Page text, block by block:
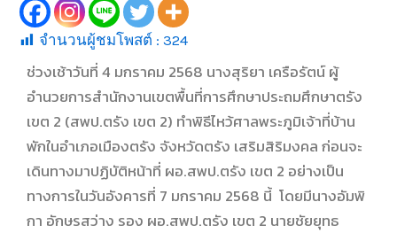
จำนวนผู้ชมโพสต์ : 324
ช่วงเช้าวันที่ 4 มกราคม 2568 นางสุริยา เครือรัตน์ ผู้
อำนวยการสำนักงานเขตพื้นที่การศึกษาประถมศึกษาตรัง
เขต 2 (สพป.ตรัง เขต 2) ทำพิธีไหว้ศาลพระภูมิเจ้าที่บ้าน
พักในอำเภอเมืองตรัง จังหวัดตรัง เสริมสิริมงคล ก่อนจะ
เดินทางมาปฏิบัติหน้าที่ ผอ.สพป.ตรัง เขต 2 อย่างเป็น
ทางการในวันอังคารที่ 7 มกราคม 2568 นี้ โดยมีนางอัมพิ
กา อักษรสว่าง รอง ผอ.สพป.ตรัง เขต 2 นายชัยยุทธ